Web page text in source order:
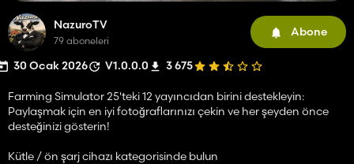
NazuroTV
79 aboneleri
Abone
30 Ocak 2026 V1.0.0.0 3 675
Farming Simulator 25'teki 12 yayıncıdan birini destekleyin:
Paylaşmak için en iyi fotoğraflarınızı çekin ve her şeyden önce
desteğinizi gösterin!
Kütle / ön şarj cihazı kategorisinde bulun